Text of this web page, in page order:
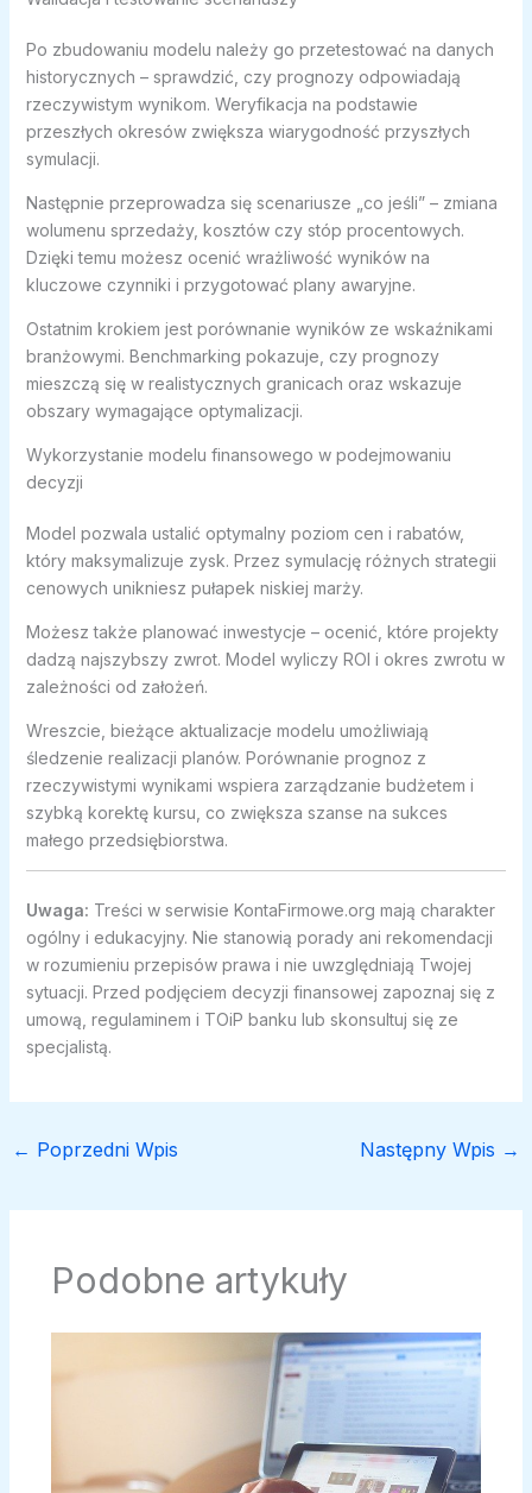
Po zbudowaniu modelu należy go przetestować na danych
historycznych – sprawdzić, czy prognozy odpowiadają
rzeczywistym wynikom. Weryfikacja na podstawie
przeszłych okresów zwiększa wiarygodność przyszłych
symulacji.
Następnie przeprowadza się scenariusze „co jeśli” – zmiana
wolumenu sprzedaży, kosztów czy stóp procentowych.
Dzięki temu możesz ocenić wrażliwość wyników na
kluczowe czynniki i przygotować plany awaryjne.
Ostatnim krokiem jest porównanie wyników ze wskaźnikami
branżowymi. Benchmarking pokazuje, czy prognozy
mieszczą się w realistycznych granicach oraz wskazuje
obszary wymagające optymalizacji.
Wykorzystanie modelu finansowego w podejmowaniu
decyzji
Model pozwala ustalić optymalny poziom cen i rabatów,
który maksymalizuje zysk. Przez symulację różnych strategii
cenowych unikniesz pułapek niskiej marży.
Możesz także planować inwestycje – ocenić, które projekty
dadzą najszybszy zwrot. Model wyliczy ROI i okres zwrotu w
zależności od założeń.
Wreszcie, bieżące aktualizacje modelu umożliwiają
śledzenie realizacji planów. Porównanie prognoz z
rzeczywistymi wynikami wspiera zarządzanie budżetem i
szybką korektę kursu, co zwiększa szanse na sukces
małego przedsiębiorstwa.
Uwaga: Treści w serwisie KontaFirmowe.org mają charakter
ogólny i edukacyjny. Nie stanowią porady ani rekomendacji
w rozumieniu przepisów prawa i nie uwzględniają Twojej
sytuacji. Przed podjęciem decyzji finansowej zapoznaj się z
umową, regulaminem i TOiP banku lub skonsultuj się ze
specjalistą.
← Poprzedni Wpis Następny Wpis →
Podobne artykuły